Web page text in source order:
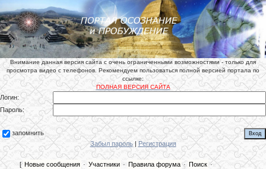
Внимание данная версия сайта с очень ограниченными возможностями - только для
просмотра видео с телефонов. Рекомендуем пользоваться полной версией портала по
ссылке:
ПОЛНАЯ ВЕРСИЯ САЙТА
Логин:
Пароль:
запомнить
Забыл пароль| Регистрация
[ Новые сообщения · Участники · Правила форума · Поиск·